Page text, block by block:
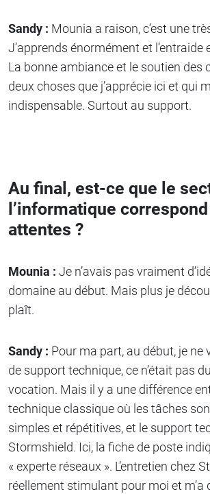
Sandy : Mounia a raison, c’est une
J’apprends énormément et l’entraide
La bonne ambiance et le soutien des
deux choses que j’apprécie ici et qui
indispensable. Surtout au support.
Au final, est-ce que le
l’informatique
attentes ?
Mounia : Je n’avais pas vraiment
domaine au début. Mais plus je
plaît.
Sandy : Pour ma part, au début, je ne
de support technique, ce n’était pas
vocation. Mais il y a une différence
technique classique où les tâches
simples et répétitives, et le support
Stormshield. Ici, la fiche de poste
« experte réseaux ». L’entretien chez
réellement stimulant pour moi et m’a